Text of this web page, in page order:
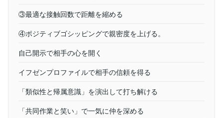
③最適な接触回数で距離を縮める
④ポジティブゴシッピングで親密度を上げる。
自己開示で相手の心を開く
イフゼンプロファイルで相手の信頼を得る
「類似性と帰属意識」を演出して打ち解ける
「共同作業と笑い」で一気に仲を深める